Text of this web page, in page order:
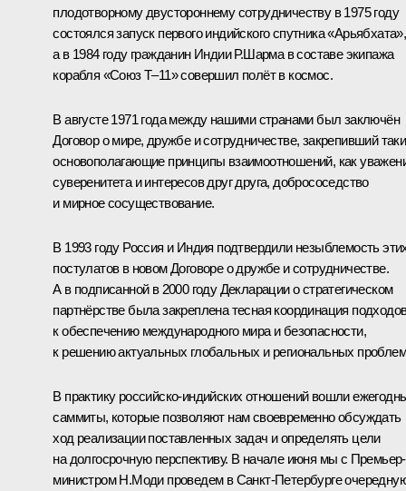
плодотворному двустороннему сотрудничеству в 1975 году
состоялся запуск первого индийского спутника «Арьябхата»,
а в 1984 году гражданин Индии Р.Шарма в составе экипажа
корабля «Союз Т–11» совершил полёт в космос.
В августе 1971 года между нашими странами был заключён
Договор о мире, дружбе и сотрудничестве, закрепивший
основополагающие принципы взаимоотношений, как
суверенитета и интересов друг друга, добрососедство
и мирное сосуществование.
В 1993 году Россия и Индия подтвердили незыблемость
постулатов в новом Договоре о дружбе и сотрудничестве.
А в подписанной в 2000 году Декларации о стратегическом
партнёрстве была закреплена тесная координация
к обеспечению международного мира и безопасности,
к решению актуальных глобальных и региональных
В практику российско-индийских отношений вошли
саммиты, которые позволяют нам своевременно обсуждать
ход реализации поставленных задач и определять цели
на долгосрочную перспективу. В начале июня мы с Премьер-
министром Н.Моди проведем в Санкт-Петербурге